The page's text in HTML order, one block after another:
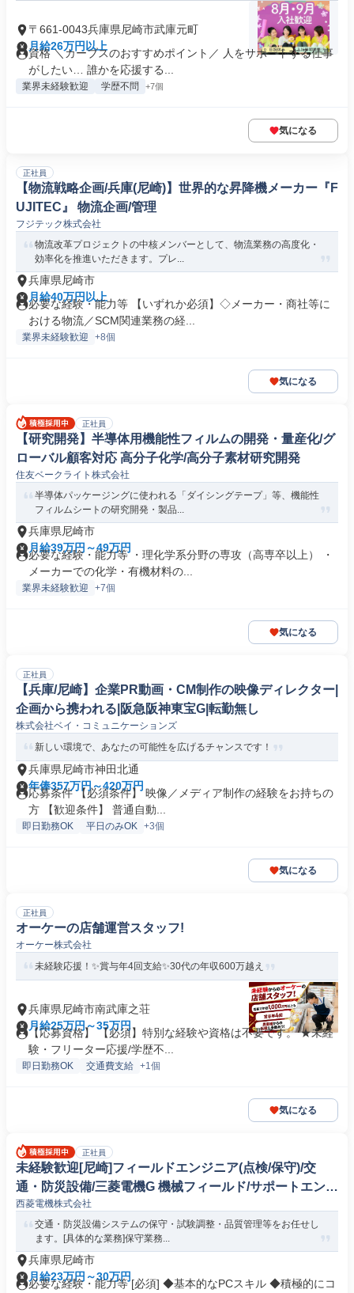
〒661-0043兵庫県尼崎市武庫元町
月給26万円以上
資格 ＼カーブスのおすすめポイント／ 人をサポートする仕事
がしたい… 誰かを応援する...
業界未経験歓迎 学歴不問 +7個
気になる
正社員
【物流戦略企画/兵庫(尼崎)】世界的な昇降機メーカー『F
UJITEC』 物流企画/管理
フジテック株式会社
物流改革プロジェクトの中核メンバーとして、物流業務の高度化・
効率化を推進いただきます。プレ...
兵庫県尼崎市
月給40万円以上
必要な経験・能力等 【いずれか必須】◇メーカー・商社等に
おける物流／SCM関連業務の経...
業界未経験歓迎 +8個
気になる
正社員
【研究開発】半導体用機能性フィルムの開発・量産化/グ
ローバル顧客対応 高分子化学/高分子素材研究開発
住友ベークライト株式会社
半導体パッケージングに使われる「ダイシングテープ」等、機能性
フィルムシートの研究開発・製品...
兵庫県尼崎市
月給39万円～49万円
必要な経験・能力等 ・理化学系分野の専攻（高専卒以上） ・
メーカーでの化学・有機材料の...
業界未経験歓迎 +7個
気になる
正社員
【兵庫/尼崎】企業PR動画・CM制作の映像ディレクター|
企画から携われる|阪急阪神東宝G|転勤無し
株式会社ベイ・コミュニケーションズ
新しい環境で、あなたの可能性を広げるチャンスです！
兵庫県尼崎市神田北通
年俸357万円～420万円
応募条件 【必須条件】 映像／メディア制作の経験をお持ちの
方 【歓迎条件】 普通自動...
即日勤務OK 平日のみOK +3個
気になる
正社員
オーケーの店舗運営スタッフ!
オーケー株式会社
未経験応援！✨賞与年4回支給✨30代の年収600万越え
兵庫県尼崎市南武庫之荘
月給25万円～35万円
【応募資格】 【必須】特別な経験や資格は不要です。 ★未経
験・フリーター応援/学歴不...
即日勤務OK 交通費支給 +1個
気になる
正社員
未経験歓迎[尼崎]フィールドエンジニア(点検/保守)/交
通・防災設備/三菱電機G 機械フィールド/サポートエンジ
ニア
西菱電機株式会社
交通・防災設備システムの保守・試験調整・品質管理等をお任せし
ます。[具体的な業務]保守業務...
兵庫県尼崎市
月給23万円～30万円
必要な経験・能力等 [必須] ◆基本的なPCスキル ◆積極的にコ